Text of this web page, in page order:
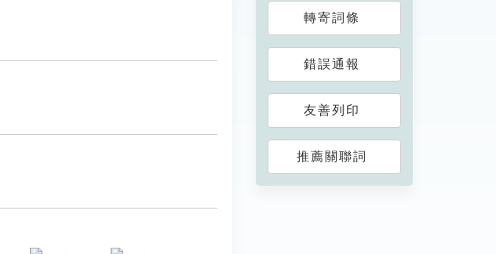
轉寄詞條
錯誤通報
友善列印
推薦關聯詞